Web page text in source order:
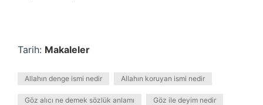
Tarih: Makaleler
Allahın denge ismi nedir Allahın koruyan ismi nedir
Göz alıcı ne demek sözlük anlamı Göz ile deyim nedir